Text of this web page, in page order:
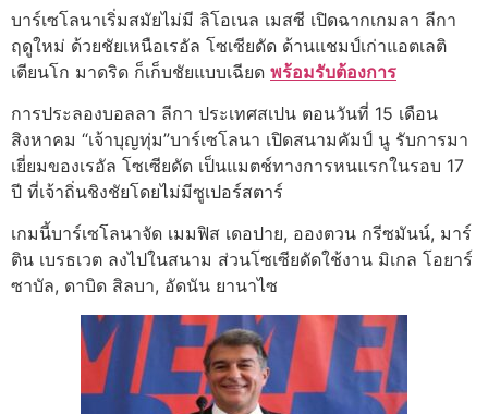
บาร์เซโลนาเริ่มสมัยไม่มี ลิโอเนล เมสซี เปิดฉากเกมลา ลีกา
ฤดูใหม่ ด้วยชัยเหนือเรอัล โซเซียดัด ด้านแชมป์เก่าแอตเลติ
เตียนโก มาดริด ก็เก็บชัยแบบเฉียด พร้อมรับต้องการ
การประลองบอลลา ลีกา ประเทศสเปน ตอนวันที่ 15 เดือน
สิงหาคม “เจ้าบุญทุ่ม”บาร์เซโลนา เปิดสนามคัมป์ นู รับการมา
เยี่ยมของเรอัล โซเซียดัด เป็นแมตช์ทางการหนแรกในรอบ 17
ปี ที่เจ้าถิ่นชิงชัยโดยไม่มีซูเปอร์สตาร์
เกมนี้บาร์เซโลนาจัด เมมฟิส เดอปาย, อองตวน กรีซมันน์, มาร์
ติน เบรธเวต ลงไปในสนาม ส่วนโซเซียดัดใช้งาน มิเกล โอยาร์
ซาบัล, ดาบิด สิลบา, อัดนัน ยานาไซ